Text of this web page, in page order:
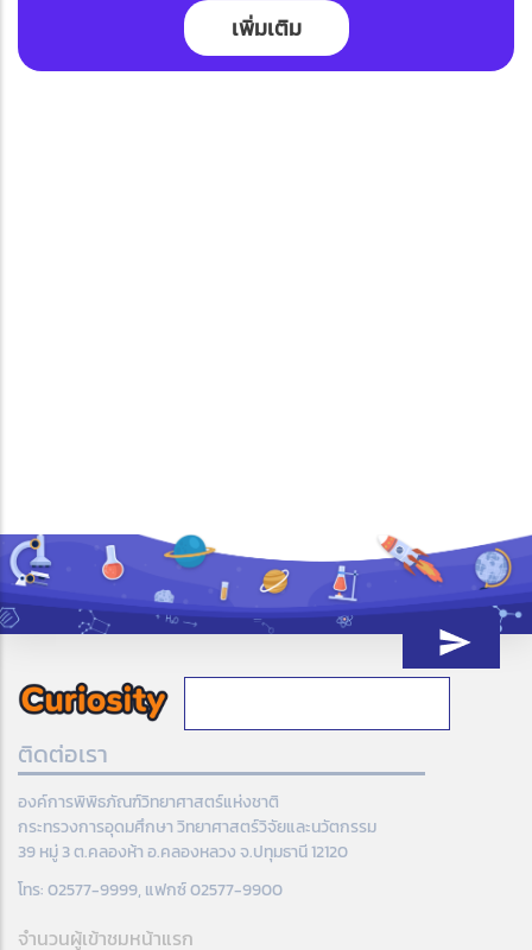
เพิ่มเติม
ติดต่อเรา
องค์การพิพิธภัณฑ์วิทยาศาสตร์แห่งชาติ
กระทรวงการอุดมศึกษา วิทยาศาสตร์วิจัยและนวัตกรรม
39 หมู่ 3 ต.คลองห้า อ.คลองหลวง จ.ปทุมธานี 12120
โทร: 02577-9999, แฟกซ์ 02577-9900
จำนวนผู้เข้าชมหน้าแรก